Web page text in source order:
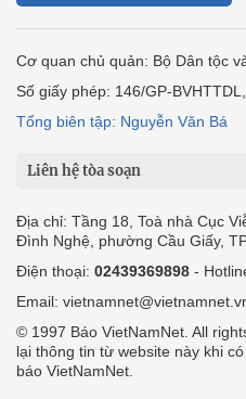
Cơ quan chủ quản: Bộ Dân tộc
Số giấy phép: 146/GP-
Tổng biên tập: Nguyễn Văn Bá
Liên hệ tòa soạn
Địa chỉ: Tầng 18, Toà nhà Cục
Đình Nghệ, phường Cầu Giấy,
Điện thoại: 02439369898 -
Email:
© 1997 Báo VietNamNet. All
lại thông tin từ website này khi
báo VietNamNet.